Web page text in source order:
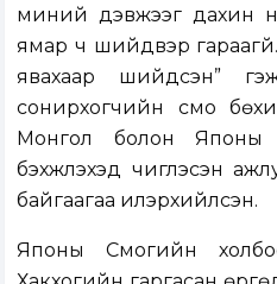
миний дэвжээг дахин
ямар ч шийдвэр
явахаар шийдсэн”
сонирхогчийн сүмо
Монгол болон Японы
бэхжүүлэхэд чиглэсэн
байгаагаа илэрхийлсэн.
Японы Сүмогийн